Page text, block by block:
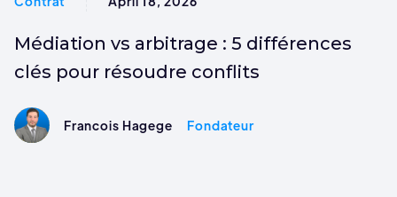
Médiation vs arbitrage : 5 différences
clés pour résoudre conflits
Francois Hagege Fondateur